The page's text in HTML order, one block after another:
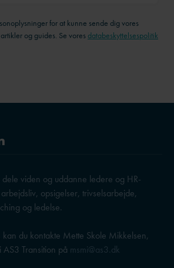
for at kunne sende dig vores
og guides. Se vores databeskyttelsespolitik
viden og uddanne ledere og HR-
opsigelser, trivselsarbejde,
og ledelse.
du kontakte Mette Skole Mikkelsen,
Transition på msmi@as3.dk